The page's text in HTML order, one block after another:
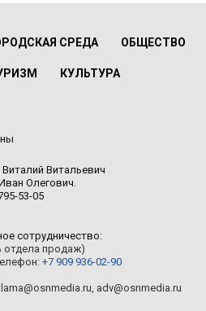
СРЕДА ОБЩЕСТВО
КУЛЬТУРА
Витальевич
Олегович.
53-05
сотрудничество:
отдела продаж)
+7 909 936-02-90
, adv@osnmedia.ru